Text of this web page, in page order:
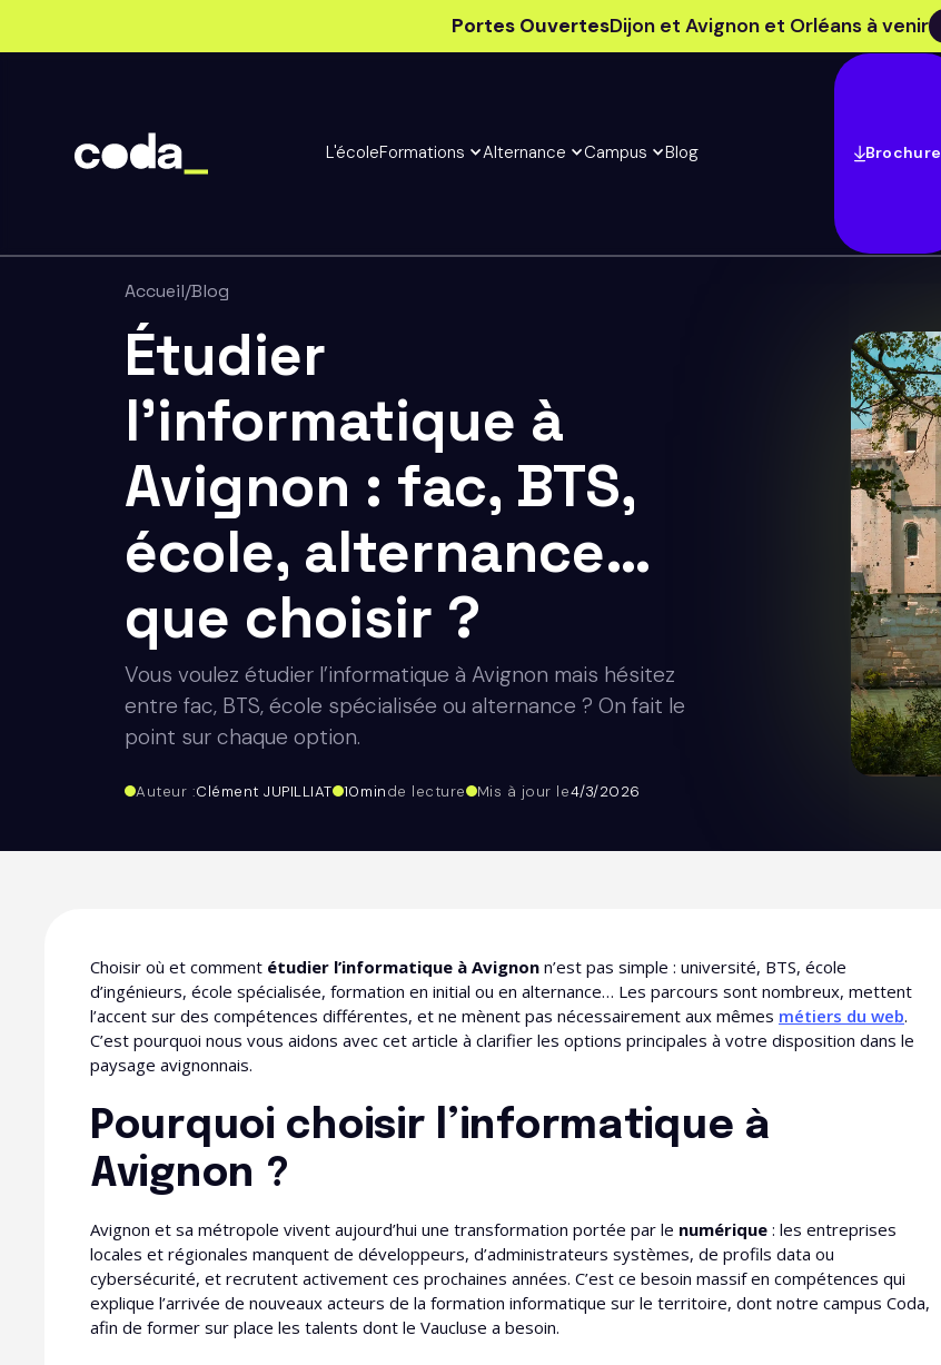
Portes OuvertesDijon et Avignon et Orléans à venir
L'écoleFormations Alternance Campus Blog Brochure
Accueil/Blog
Étudier
l’informatique à
Avignon : fac, BTS,
école, alternance…
que choisir ?
Vous voulez étudier l’informatique à Avignon mais hésitez
entre fac, BTS, école spécialisée ou alternance ? On fait le
point sur chaque option.
Auteur :Clément JUPILLIAT 10minde lecture Mis à jour le4/3/2026
Choisir où et comment étudier l’informatique à Avignon n’est pas simple : université, BTS, école
d’ingénieurs, école spécialisée, formation en initial ou en alternance… Les parcours sont nombreux, mettent
l’accent sur des compétences différentes, et ne mènent pas nécessairement aux mêmes métiers du web.
C’est pourquoi nous vous aidons avec cet article à clarifier les options principales à votre disposition dans le
paysage avignonnais.
Pourquoi choisir l’informatique à
Avignon ?
Avignon et sa métropole vivent aujourd’hui une transformation portée par le numérique : les entreprises
locales et régionales manquent de développeurs, d’administrateurs systèmes, de profils data ou
cybersécurité, et recrutent activement ces prochaines années. C’est ce besoin massif en compétences qui
explique l’arrivée de nouveaux acteurs de la formation informatique sur le territoire, dont notre campus Coda,
afin de former sur place les talents dont le Vaucluse a besoin.